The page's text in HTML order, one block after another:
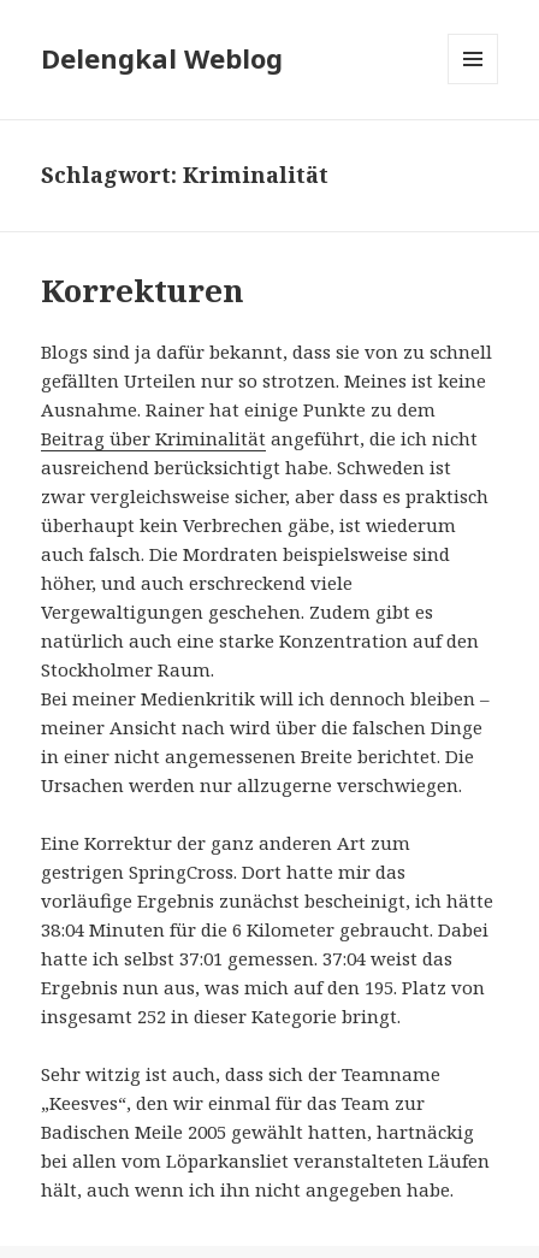
Delengkal Weblog
Schlagwort:Kriminalität
Korrekturen
Blogs sind ja dafür bekannt, dass sie von zu schnell
gefällten Urteilen nur so strotzen. Meines ist keine
Ausnahme. Rainer hat einige Punkte zu dem
Beitrag über Kriminalität angeführt, die ich nicht
ausreichend berücksichtigt habe. Schweden ist
zwar vergleichsweise sicher, aber dass es praktisch
überhaupt kein Verbrechen gäbe, ist wiederum
auch falsch. Die Mordraten beispielsweise sind
höher, und auch erschreckend viele
Vergewaltigungen geschehen. Zudem gibt es
natürlich auch eine starke Konzentration auf den
Stockholmer Raum.
Bei meiner Medienkritik will ich dennoch bleiben –
meiner Ansicht nach wird über die falschen Dinge
in einer nicht angemessenen Breite berichtet. Die
Ursachen werden nur allzugerne verschwiegen.
Eine Korrektur der ganz anderen Art zum
gestrigen SpringCross. Dort hatte mir das
vorläufige Ergebnis zunächst bescheinigt, ich hätte
38:04 Minuten für die 6 Kilometer gebraucht. Dabei
hatte ich selbst 37:01 gemessen. 37:04 weist das
Ergebnis nun aus, was mich auf den 195. Platz von
insgesamt 252 in dieser Kategorie bringt.
Sehr witzig ist auch, dass sich der Teamname
„Keesves“, den wir einmal für das Team zur
Badischen Meile 2005 gewählt hatten, hartnäckig
bei allen vom Löparkansliet veranstalteten Läufen
hält, auch wenn ich ihn nicht angegeben habe.